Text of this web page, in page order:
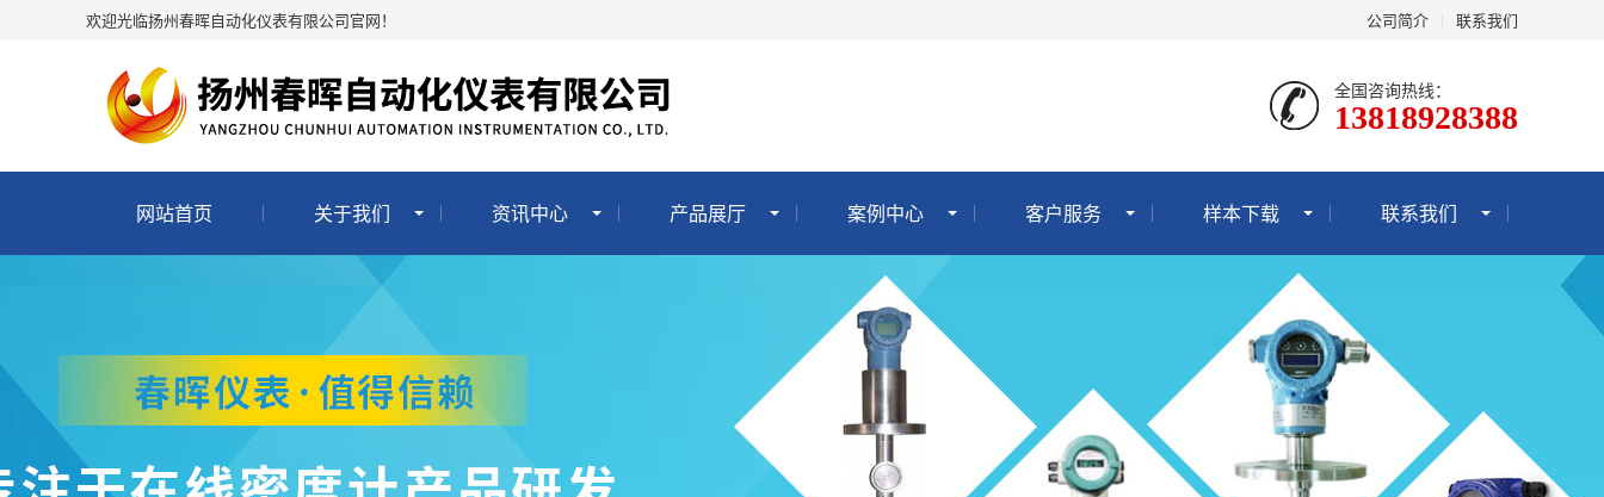
公司简介 联系我们
欢迎光临扬州春晖自动化仪表有限公司官网！
全国咨询热线：
13818928388
网站首页 关于我们 资讯中心 产品展厅 案例中心 客户服务 样本下载 联系我们